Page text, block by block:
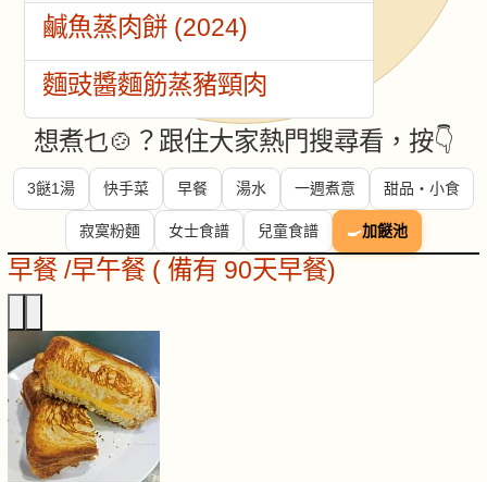
鹹魚蒸肉餅 (2024)
麵豉醬麵筋蒸豬頸肉
想煮乜🍲？跟住大家熱門搜尋看，按👇
3餸1湯 快手菜 早餐 湯水 一週煮意 甜品・小食
寂寞粉麵 女士食譜 兒童食譜 🍳加餸池
早餐 /早午餐 ( 備有 90天早餐)